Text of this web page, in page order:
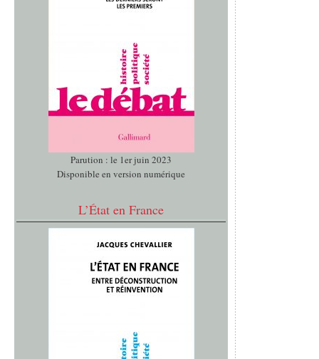
Parution : le 1er juin 2023
Disponible en version numérique
L’État en France